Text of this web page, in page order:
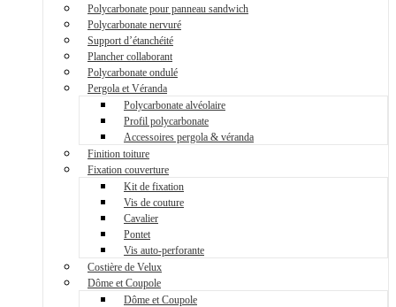
Polycarbonate pour panneau sandwich
Polycarbonate nervuré
Support d’étanchéité
Plancher collaborant
Polycarbonate ondulé
Pergola et Véranda
Polycarbonate alvéolaire
Profil polycarbonate
Accessoires pergola & véranda
Finition toiture
Fixation couverture
Kit de fixation
Vis de couture
Cavalier
Pontet
Vis auto-perforante
Costière de Velux
Dôme et Coupole
Dôme et Coupole